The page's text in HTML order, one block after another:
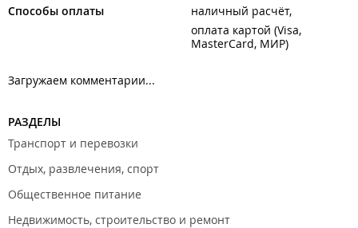
Способы оплаты
наличный расчёт
оплата картой (Visa,
MasterCard, МИР)
Загружаем комментарии...
РАЗДЕЛЫ
Транспорт и перевозки
Отдых, развлечения, спорт
Общественное питание
Недвижимость, строительство и ремонт